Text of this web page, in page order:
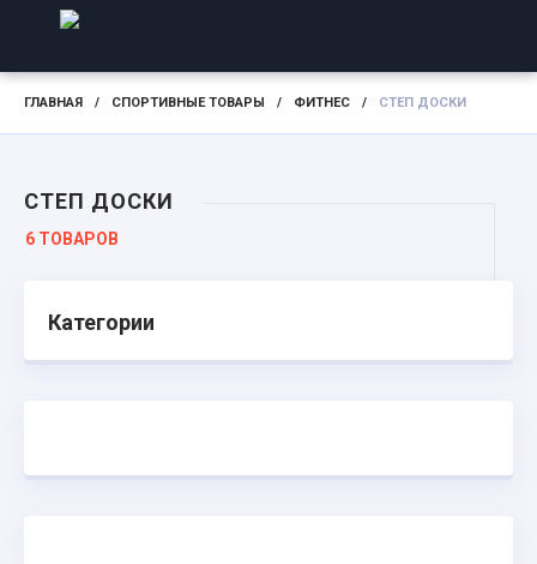
ГЛАВНАЯ / СПОРТИВНЫЕ ТОВАРЫ / ФИТНЕС / СТЕП ДОСКИ
СТЕП ДОСКИ
6 ТОВАРОВ
Категории